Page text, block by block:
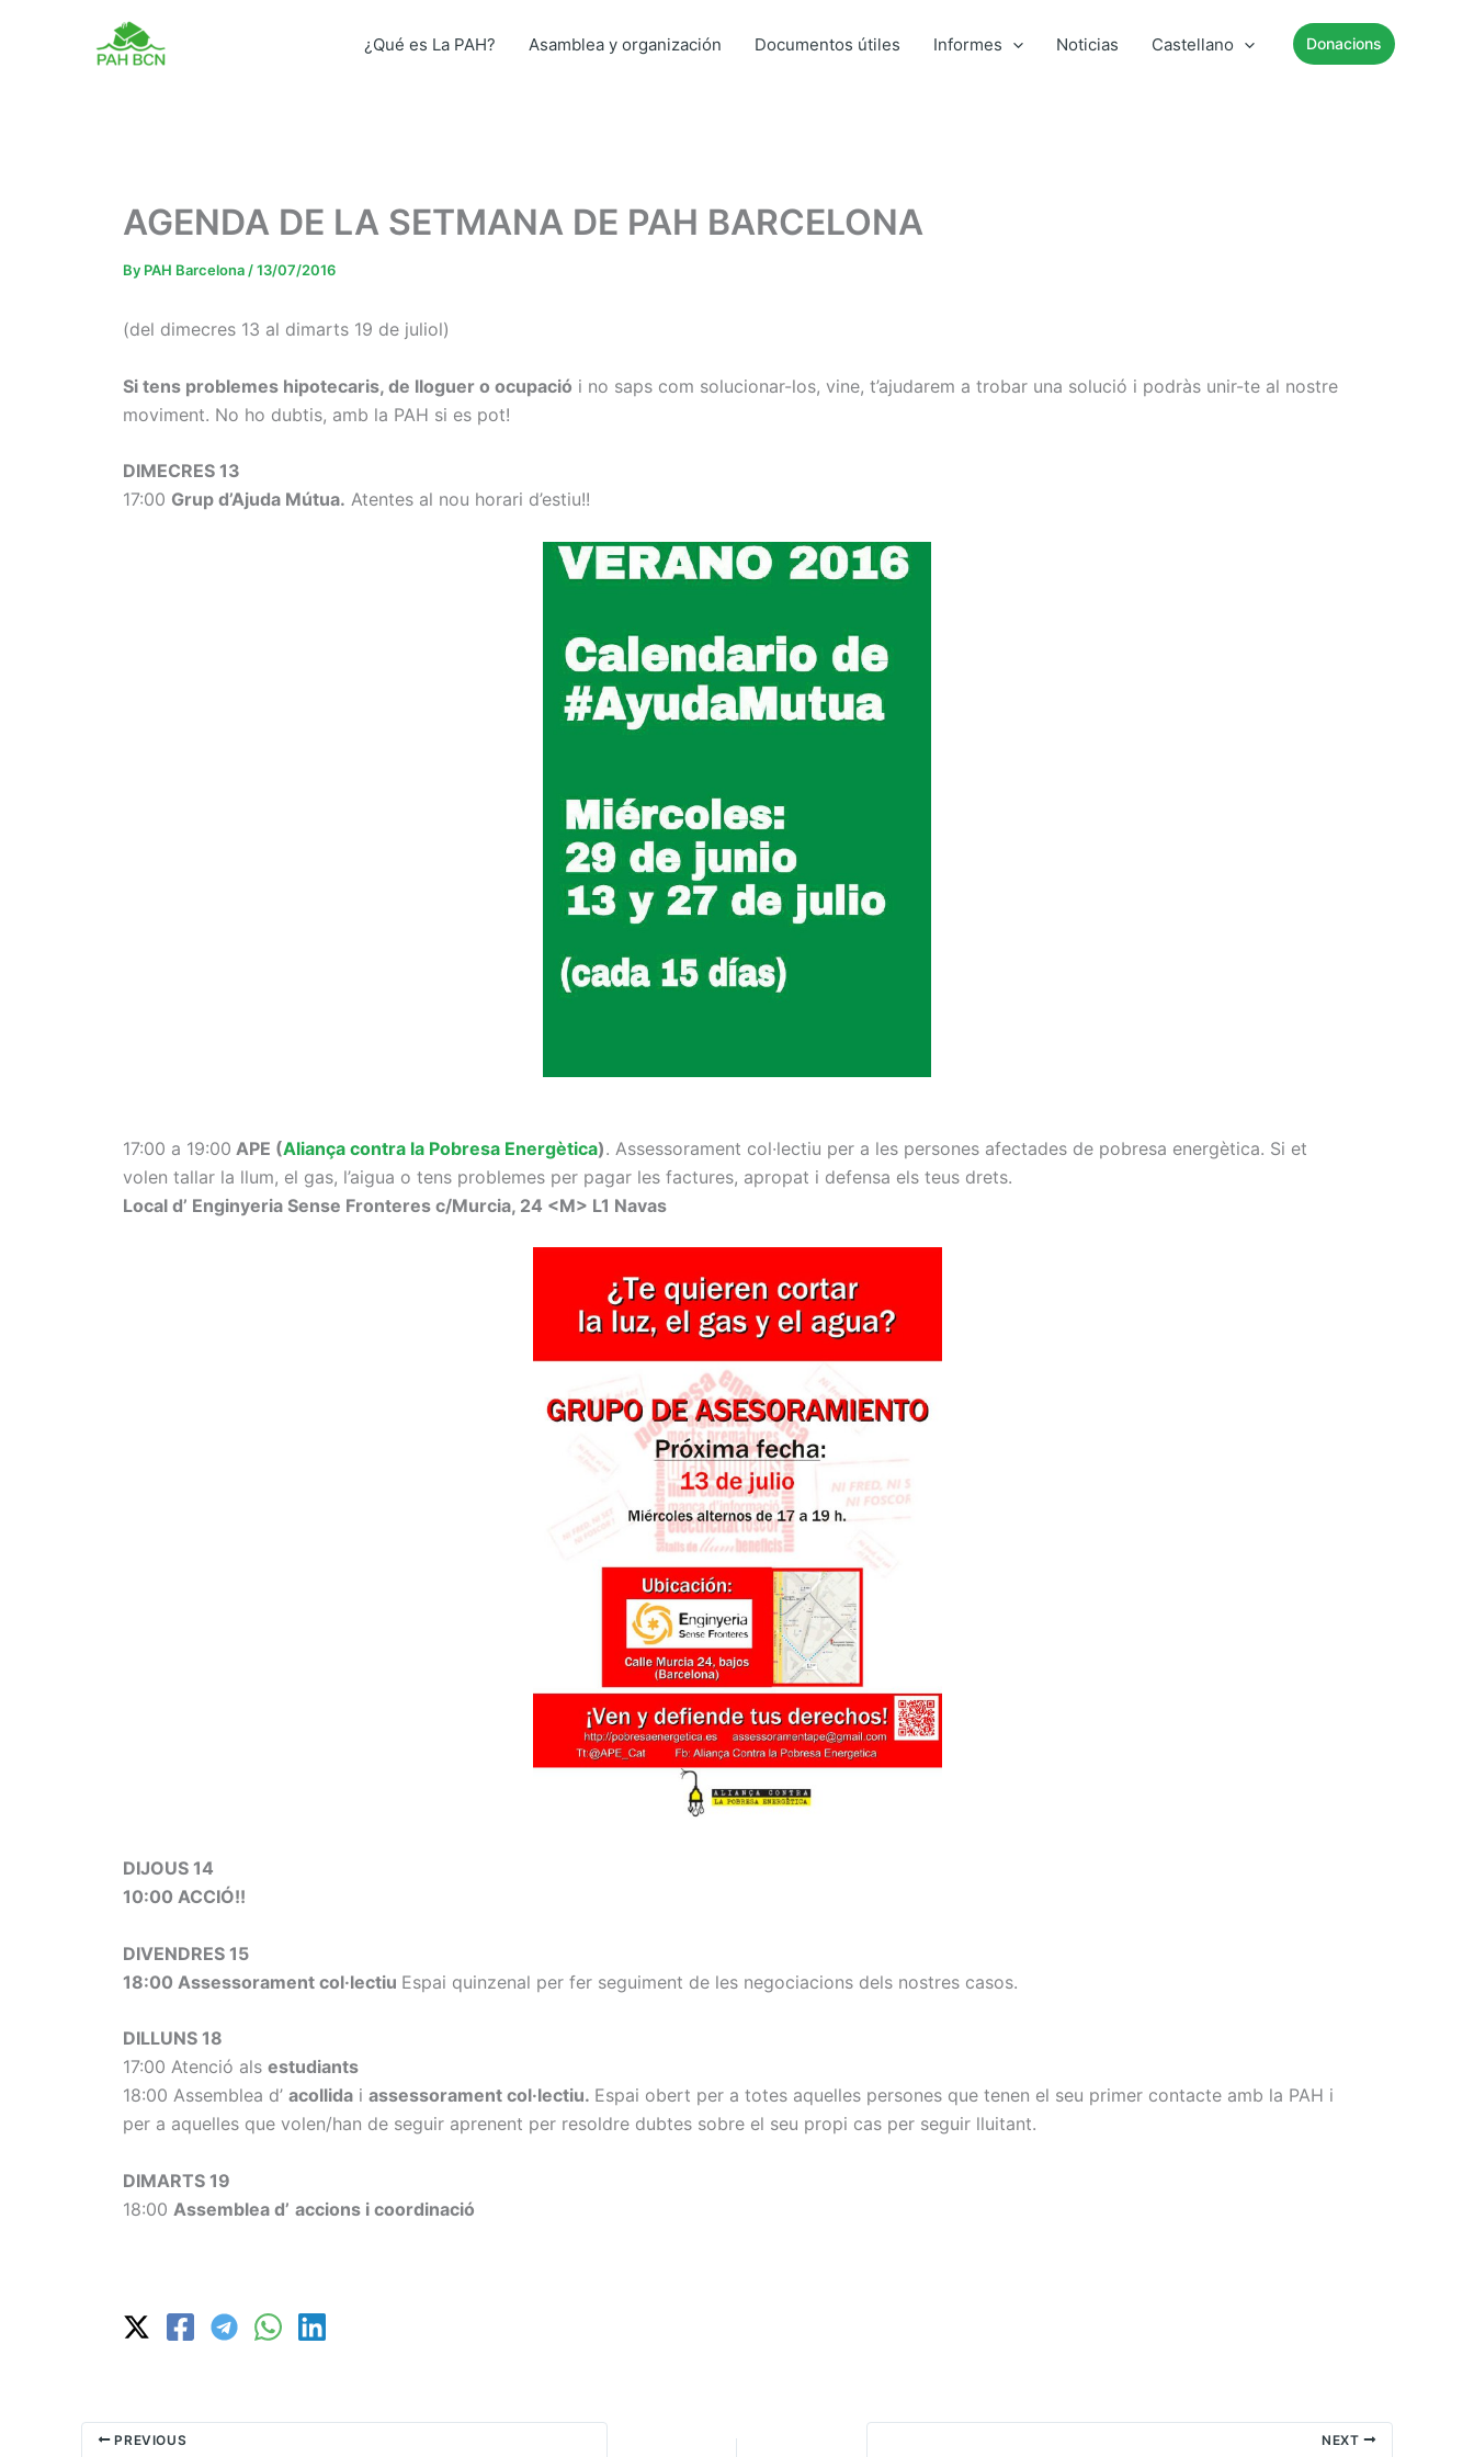
¿Qué es La PAH? Asamblea y organización Documentos útiles Informes Noticias Castellano Donacions
AGENDA DE LA SETMANA DE PAH BARCELONA
By PAH Barcelona /13/07/2016
(del dimecres 13 al dimarts 19 de juliol)
Si tens problemes hipotecaris, de lloguer o ocupació i no saps com solucionar-los, vine, t’ajudarem a trobar una solució i podràs unir-te al nostre
moviment. No ho dubtis, amb la PAH si es pot!
DIMECRES 13
17:00 Grup d’Ajuda Mútua. Atentes al nou horari d’estiu!!
17:00 a 19:00 APE (Aliança contra la Pobresa Energètica). Assessorament col·lectiu per a les persones afectades de pobresa energètica. Si et
volen tallar la llum, el gas, l’aigua o tens problemes per pagar les factures, apropat i defensa els teus drets.
Local d’ Enginyeria Sense Fronteres c/Murcia, 24 <M> L1 Navas
DIJOUS 14
10:00 ACCIÓ!!
DIVENDRES 15
18:00 Assessorament col·lectiu Espai quinzenal per fer seguiment de les negociacions dels nostres casos.
DILLUNS 18
17:00 Atenció als estudiants
18:00 Assemblea d’ acollida i assessorament col·lectiu. Espai obert per a totes aquelles persones que tenen el seu primer contacte amb la PAH i
per a aquelles que volen/han de seguir aprenent per resoldre dubtes sobre el seu propi cas per seguir lluitant.
DIMARTS 19
18:00 Assemblea d’ accions i coordinació
PREVIOUS NEXT